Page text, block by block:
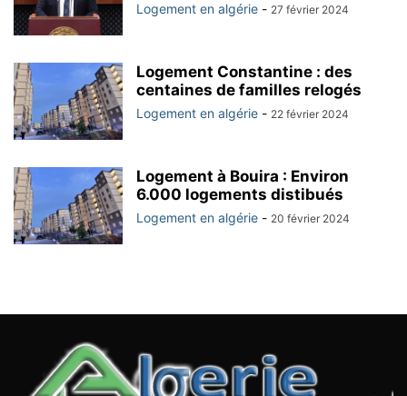
Logement en algérie - 27 février 2024
Logement Constantine : des
centaines de familles relogés
Logement en algérie - 22 février 2024
Logement à Bouira : Environ
6.000 logements distibués
Logement en algérie - 20 février 2024